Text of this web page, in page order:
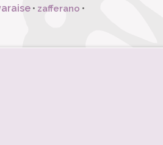
• zafferano •